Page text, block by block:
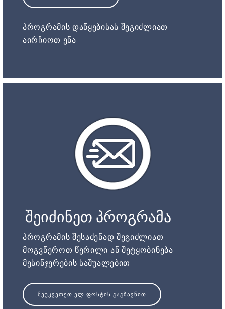
პროგრამის დაწყებისას შეგიძლიათ
აირჩიოთ ენა.
შეიძინეთ პროგრამა
პროგრამის შესაძენად შეგიძლიათ
მოგვწეროთ წერილი ან შეტყობინება
მესინჯერების საშუალებით
ᲨᲔᲣᲙᲕᲔᲗᲔᲗ ᲔᲚ.ᲤᲝᲡᲢᲘᲡ ᲒᲐᲒᲖᲐᲕᲜᲘᲗ